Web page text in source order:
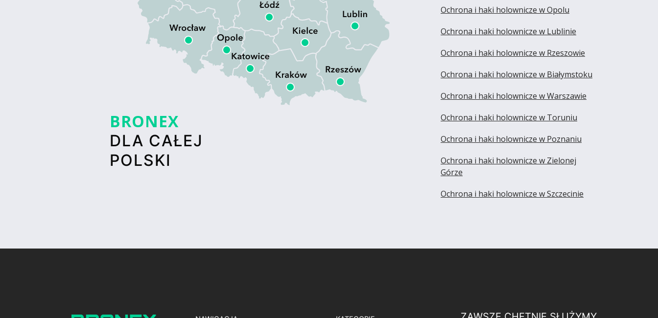
BRONEX
DLA CAŁEJ
POLSKI
Ochrona i haki holownicze w Opolu
Ochrona i haki holownicze w Lublinie
Ochrona i haki holownicze w Rzeszowie
Ochrona i haki holownicze w Białymstoku
Ochrona i haki holownicze w Warszawie
Ochrona i haki holownicze w Toruniu
Ochrona i haki holownicze w Poznaniu
Ochrona i haki holownicze w Zielonej
Górze
Ochrona i haki holownicze w Szczecinie